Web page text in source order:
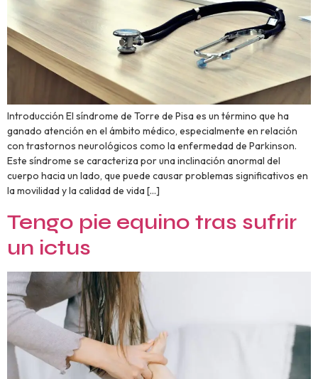
Introducción El síndrome de Torre de Pisa es un término que ha
ganado atención en el ámbito médico, especialmente en relación
con trastornos neurológicos como la enfermedad de Parkinson.
Este síndrome se caracteriza por una inclinación anormal del
cuerpo hacia un lado, que puede causar problemas significativos en
la movilidad y la calidad de vida […]
Tengo pie equino tras sufrir
un ictus